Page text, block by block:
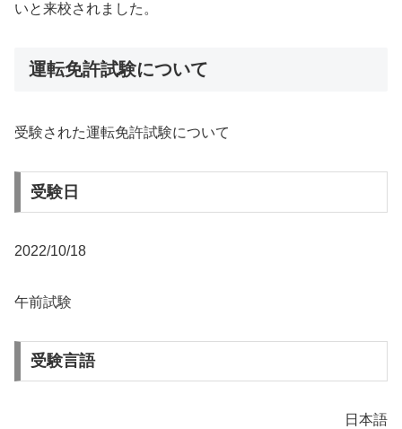
いと来校されました。
運転免許試験について
受験された運転免許試験について
受験日
2022/10/18
午前試験
受験言語
日本語